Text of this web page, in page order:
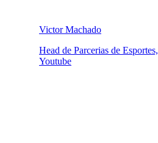
Victor Machado
Head de Parcerias de Esportes,
Youtube